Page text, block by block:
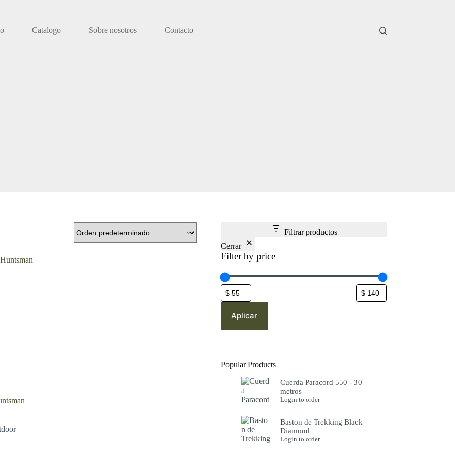
Catalogo Sobre nosotros Contacto
Filtrar productos
Cerrar
Filter by price
Aplicar
Popular Products
Cuerda Paracord 550 - 30
metros
Login to order
Baston de Trekking Black
Diamond
Login to order